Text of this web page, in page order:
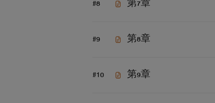
#8 第7章
#9 第8章
#10 第9章